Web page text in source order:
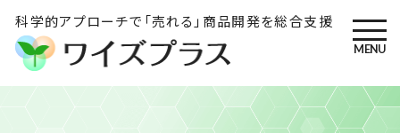
科学的アプローチで「売れる」商品開発を総合支援
ワイズプラス｜鹿児島の特産
MENU